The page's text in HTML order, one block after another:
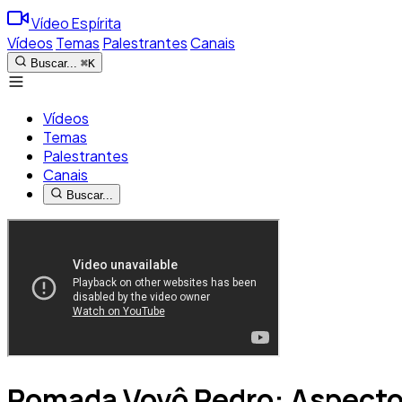
Vídeo Espírita
Vídeos Temas PalestrantesCanais
Buscar... ⌘K
Vídeos
Temas
Palestrantes
Canais
Buscar...